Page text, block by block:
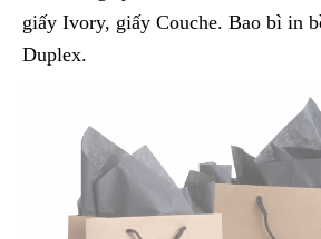
giấy Ivory, giấy Couche. Bao bì in
Duplex.